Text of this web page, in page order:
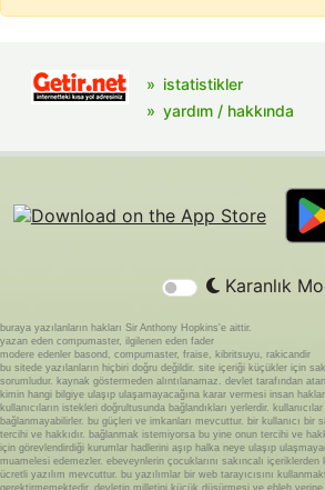
istatistikler
yardım / hakkında
Karanlık
buraya yazılanların hakları Sir Anthony Hopkins'e aittir.
yazan eden compumaster, ilgilenen eden fader
modere edenler basond, compumaster, fraise, kibritsuyu, rakicandir
bu sitede yazılanların hiçbiri doğru değildir. site içeriği küçükler için
sorumludur. kaynak göstermeden alıntılanamaz. devlet tarafından
kimin hangi bilgiye ulaşıp ulaşamayacağına karar vermesi insan
kullanıcıların istekleri doğrultusunda bağlandıkları yerlerdir.
bağlanmayabilirler. bu güçleri ve imkanları mevcuttur. bir kullanıcı bir
tercihi ve hakkıdır. bağlanmak istemiyorsa bu yine onun tercihi ve
için görevlendirdiği kurumlar hadlerini aşıp halka neye ulaşıp
muamelesi edemezler. ebeveynlerin çocuklarını sakıncalı
ücretli yazılım mevcuttur. bu yazılımlar bir web tarayıcısını
gerektirmemektedir. devletin milletini küçük düşürmesi ve ebleh yerine